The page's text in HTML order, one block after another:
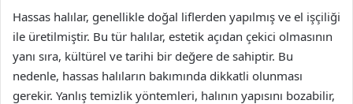
Hassas halılar, genellikle doğal liflerden yapılmış ve el işçiliği
ile üretilmiştir. Bu tür halılar, estetik açıdan çekici olmasının
yanı sıra, kültürel ve tarihi bir değere de sahiptir. Bu
nedenle, hassas halıların bakımında dikkatli olunması
gerekir. Yanlış temizlik yöntemleri, halının yapısını bozabilir,